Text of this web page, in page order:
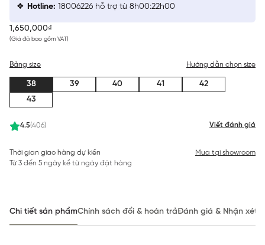
1,650,000₫
(Giá đã bao gồm VAT)
4.5(406) Viết đánh giá
Bảng size Hướng dẫn chọn size
38 39 40 41
42
43
Thời gian giao hàng dự kiến
Từ 3 đến 5 ngày kể từ ngày đặt hàng
Mua tại showroom
Hotline: 18006226 hỗ trợ từ 8h00:22h00
Chi tiết sản phẩmChính sách đổi & hoàn trảĐánh giá & Nhận xét